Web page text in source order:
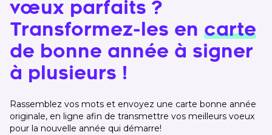
vœux parfaits ?
Transformez-les en carte
de bonne année à signer
à plusieurs !
Rassemblez vos mots et envoyez une carte bonne année
originale, en ligne afin de transmettre vos meilleurs voeux
pour la nouvelle année qui démarre!